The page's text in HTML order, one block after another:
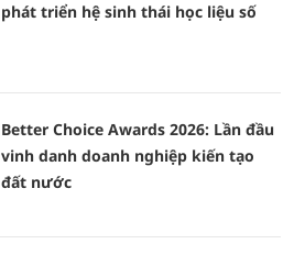
phát triển hệ sinh thái học liệu số
Better Choice Awards 2026: Lần đầu
vinh danh doanh nghiệp kiến tạo
đất nước